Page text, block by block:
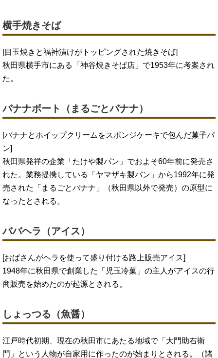
横手焼きそば
[目玉焼きと福神漬けがトッピングされた焼きそば]
秋田県横手市にある「神谷焼きそば店」で1953年に考案され
た。
バナナボート（まるごとバナナ）
[バナナとホイップクリームをスポンジケーキで包んだ菓子パ
ン]
秋田県発祥の企業「たけや製パン」でおよそ60年前に発売さ
れた。業務提携している「ヤマザキ製パン」から1992年に発
売された「まるごとバナナ」（秋田県以外で発売）の原型に
なったとされる。
ババヘラ（アイス）
[おばさんがヘラを使って盛り付ける路上販売アイス]
1948年に秋田県で創業した「児玉冷菓」の主人がアイスの行
商販売を始めたのが起源とされる。
しょっつる（魚醤）
江戸時代初期、現在の秋田市にあたる地域で「大門助右衛
門」という人物が自家用に作ったのが始まりとされる。（諸